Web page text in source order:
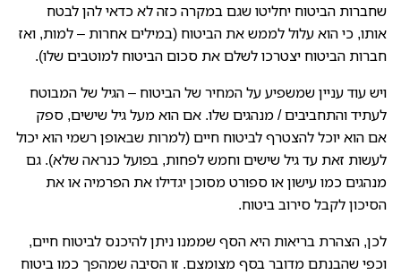
שחברות הביטוח יחליטו שגם במקרה כזה לא כדאי להן לבטח
אותו, כי הוא עלול לממש את הביטוח (במילים אחרות – למות, ואז
חברות הביטוח יצטרכו לשלם את סכום הביטוח למוטבים שלו).
ויש עוד עניין שמשפיע על המחיר של הביטוח – הגיל של המבוטח
לעתיד והתחביבים / מנהגים שלו. אם הוא מעל גיל שישים, ספק
אם הוא יוכל להצטרף לביטוח חיים (למרות שבאופן רשמי הוא יכול
לעשות זאת עד גיל שישים וחמש לפחות, בפועל כנראה שלא). גם
מנהגים כמו עישון או ספורט מסוכן יגדילו את הפרמיה או את
הסיכון לקבל סירוב ביטוח.
לכן, הצהרת בריאות היא הסף שממנו ניתן להיכנס לביטוח חיים,
וכפי שהבנתם מדובר בסף מצומצם. זו הסיבה שמהפך כמו ביטוח